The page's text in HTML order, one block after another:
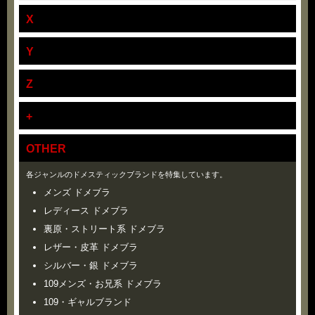
X
Y
Z
+
OTHER
各ジャンルのドメスティックブランドを特集しています。
メンズ ドメブラ
レディース ドメブラ
裏原・ストリート系 ドメブラ
レザー・皮革 ドメブラ
シルバー・銀 ドメブラ
109メンズ・お兄系 ドメブラ
109・ギャルブランド